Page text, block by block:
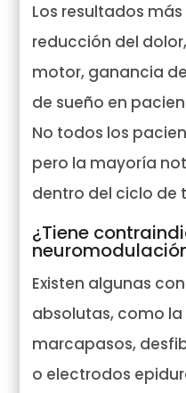
Los resultados
reducción del
motor, ganancia
de sueño en
No todos los
pero la mayoría
dentro del ciclo de
¿Tiene
Existen algunas
absolutas, como
marcapasos,
o electrodos